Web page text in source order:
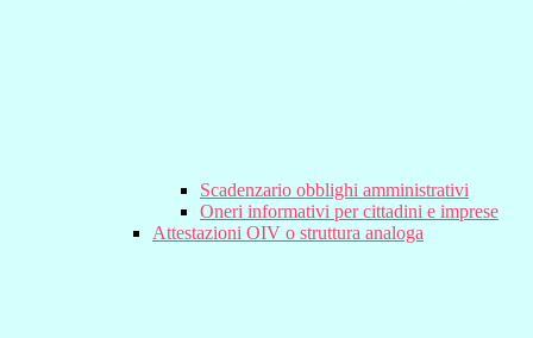
Scadenzario obblighi amministrativi
Oneri informativi per cittadini e imprese
Attestazioni OIV o struttura analoga